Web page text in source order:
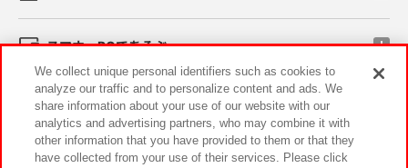
スマホ・PCであそぶ
イベント・キャンペーン
We collect unique personal identifiers such as cookies to
analyze our traffic and to personalize content and ads. We
share information about your use of our website with our
analytics and advertising partners, who may combine it with
other information that you have provided to them or that they
have collected from your use of their services. Please click